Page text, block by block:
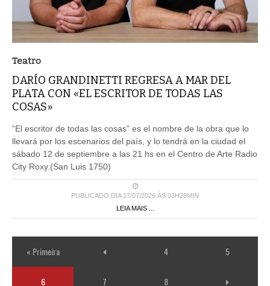
Teatro
DARÍO GRANDINETTI REGRESA A MAR DEL
PLATA CON «EL ESCRITOR DE TODAS LAS
COSAS»
“El escritor de todas las cosas” es el nombre de la obra que lo
llevará por los escenarios del país, y lo tendrá en la ciudad el
sábado 12 de septiembre a las 21 hs en el Centro de Arte Radio
City Roxy.(San Luis 1750)
PUBLICADO DIA 17/07/2026 ÀS 03H28MIN
LEIA MAIS ...
« Primeira 4 5
6 7 8